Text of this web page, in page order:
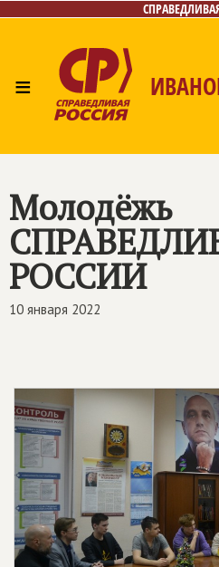
≡
Молодёжь
РОССИИ
10 января 2022